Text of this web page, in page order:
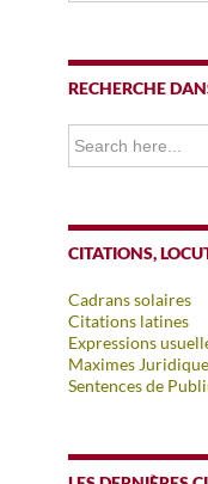
RECHERCHE
Search
for:
CITATIONS,
Cadrans solaires
Citations latines
Expressions
Maximes
Sentences de